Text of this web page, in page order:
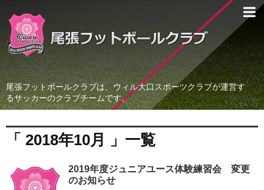
尾張フットボールクラブは、ウィル大口スポーツクラブが運営す
るサッカーのクラブチームです。
「 2018年10月 」一覧
2019年度ジュニアユース体験練習会 変更
のお知らせ